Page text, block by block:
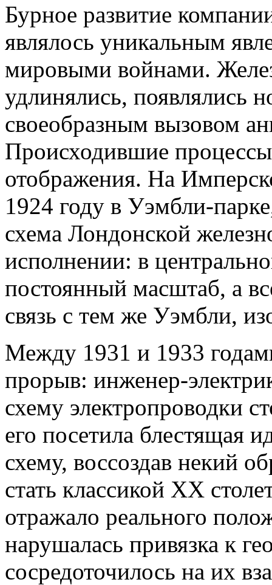
Бурное развитие
являлось уникальным
мировыми войнами.
удлинялись, появлялись
своеобразным вызовом
Происходившие процессы
отображения. На
1924 году в Уэмбли-
схема Лондонской
исполнении: в
постоянный масштаб, а
связь с тем же Уэмбли,
Между 1931 и 1933
прорыв: инженер-
схему электропроводки
его посетила блестящая
схему, воссоздав некий
стать классикой XX
отражало реального
нарушалась привязка к
сосредоточилось на их